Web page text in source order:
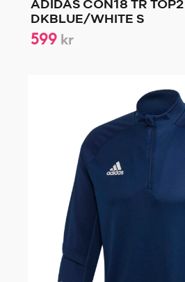
ADIDAS CON18 TR TOP2
DKBLUE/WHITE S
599 kr